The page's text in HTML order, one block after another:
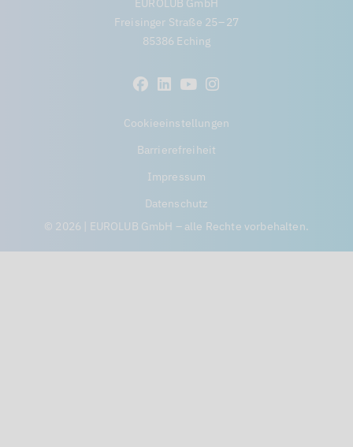
EUROLUB GmbH
Freisinger Straße 25 – 27
85386 Eching
Cookieeinstellungen
Barrierefreiheit
Impressum
Datenschutz
© 2026 | EUROLUB GmbH – alle Rechte vorbehalten.